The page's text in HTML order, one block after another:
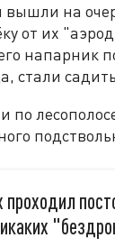
вышли на
от их
напарник
стали
по
проходил